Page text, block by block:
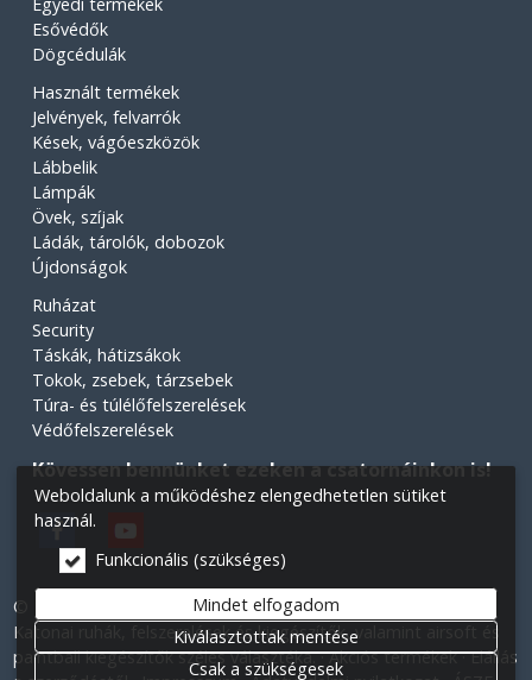
Esővédők
Dögcédulák
Használt termékek
Jelvények, felvarrók
Kések, vágóeszközök
Lábbelik
Lámpák
Övek, szíjak
Ládák, tárolók, dobozok
Újdonságok
Ruházat
Security
Táskák, hátizsákok
Tokok, zsebek, tárzsebek
Túra- és túlélőfelszerelések
Védőfelszerelések
Kövessen bennünket ezeken a csatornáinkon is!
© 2026 Minden jog fenntartva! Légiós Military webáruház.
Katonai ruhák, felszerelések és kiegészítők, valamint airsoft és
paintball kiegészítők széles választéka. Akciós termékek Elállás
Weboldalunk a működéshez elengedhetetlen sütiket
használ.
Funkcionális (szükséges)
Mindet elfogadom
Kiválasztottak mentése
Csak a szükségesek